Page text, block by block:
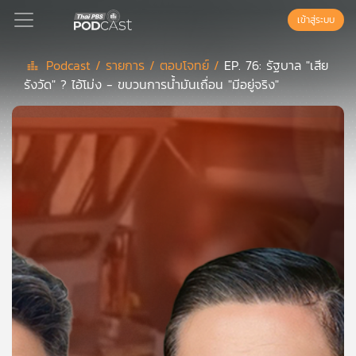
Podcast
เพล
ย์
เพล
ย์
ลิ
สต์
ของ
เข้าสู่ระบบ
Podcast / รายการ /ตอบโจทย์ / EP. 76: รัฐบาล "เสีย
รังวัด" ? ไอ้โม่ง - ขบวนการน้ำมันเถื่อน "มีอยู่จริง"